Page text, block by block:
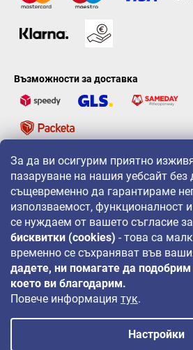
За да ви осигурим приятно
пазаруване на нашия уебсайт
същевременно да гарантираме
използваемост, функционалност
се нуждаем от вашето съгласие
бисквитки (cookies) - това са
временно се съхраняват във
дадете, ни помагате да
което ви благодарим.
Повече информация тук.
Настройки
Възможности за доставка
LAVONIO по света
За промоции, игри и отстъпки ни